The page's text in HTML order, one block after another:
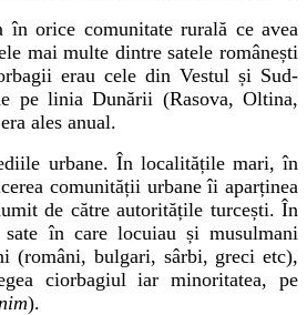
în orice comunitate rurală ce avea
mai multe dintre satele românești
erau cele din Vestul și Sud-
pe linia Dunării (Rasova, Oltina,
ales anual.
urbane. În localitățile mari, în
comunității urbane îi aparținea
de către autoritățile turcești. În
în care locuiau și musulmani
(români, bulgari, sârbi, greci etc),
ciorbagiul iar minoritatea, pe
).